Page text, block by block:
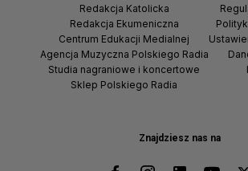
Znajdziesz nas na
Redakcja Katolicka
Redakcja Ekumeniczna
Centrum Edukacji Medialnej
Agencja Muzyczna Polskiego Radia
Studia nagraniowe i koncertowe
Sklep Polskiego Radia